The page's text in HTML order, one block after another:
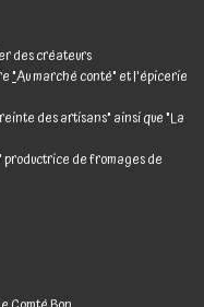
des créateurs
"Au marché conté" et l'épicerie
des artisans" ainsi que "La
de fromages de